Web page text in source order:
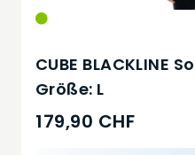
CUBE BLACKLINE
Größe: L
179,90 CHF